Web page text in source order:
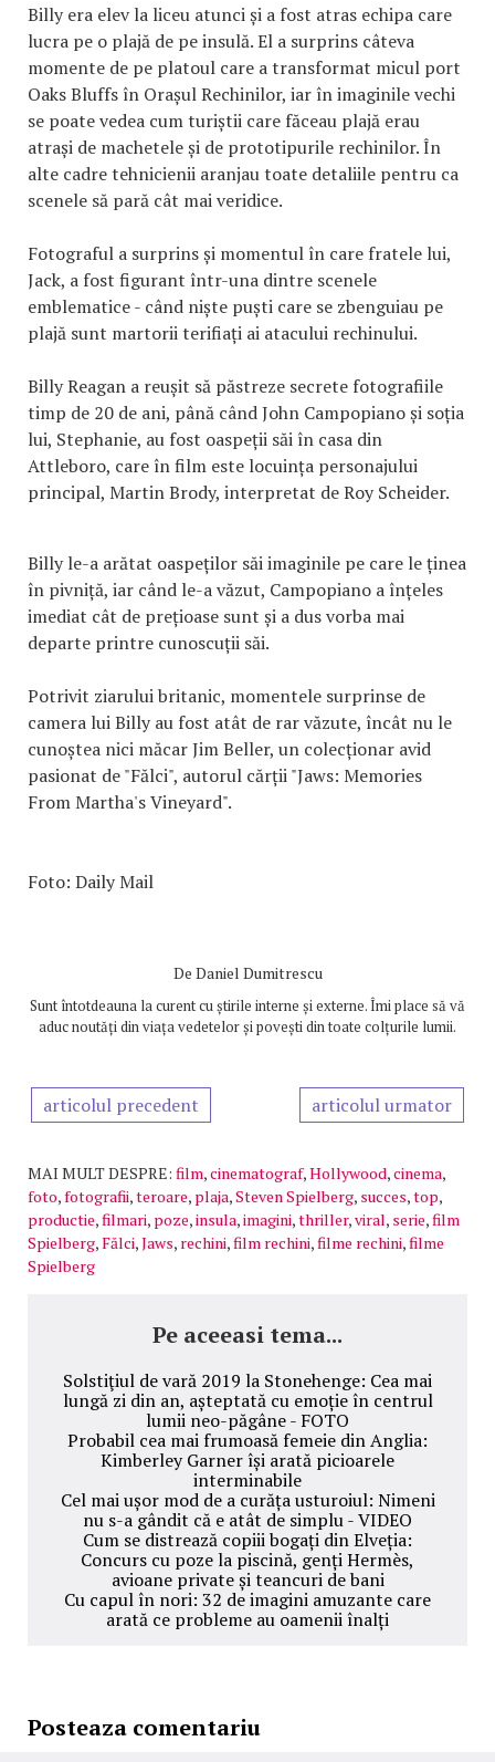
Billy era elev la liceu atunci și a fost atras echipa care
lucra pe o plajă de pe insulă. El a surprins câteva
momente de pe platoul care a transformat micul port
Oaks Bluffs în Orașul Rechinilor, iar în imaginile vechi
se poate vedea cum turiștii care făceau plajă erau
atrași de machetele și de prototipurile rechinilor. În
alte cadre tehnicienii aranjau toate detaliile pentru ca
scenele să pară cât mai veridice.
Fotograful a surprins și momentul în care fratele lui,
Jack, a fost figurant într-una dintre scenele
emblematice - când niște puști care se zbenguiau pe
plajă sunt martorii terifiați ai atacului rechinului.
Billy Reagan a reușit să păstreze secrete fotografiile
timp de 20 de ani, până când John Campopiano și soția
lui, Stephanie, au fost oaspeții săi în casa din
Attleboro, care în film este locuința personajului
principal, Martin Brody, interpretat de Roy Scheider.
Billy le-a arătat oaspeților săi imaginile pe care le ținea
în pivniță, iar când le-a văzut, Campopiano a înțeles
imediat cât de prețioase sunt și a dus vorba mai
departe printre cunoscuții săi.
Potrivit ziarului britanic, momentele surprinse de
camera lui Billy au fost atât de rar văzute, încât nu le
cunoștea nici măcar Jim Beller, un colecționar avid
pasionat de "Fălci", autorul cărții "Jaws: Memories
From Martha's Vineyard".
Foto: Daily Mail
De Daniel Dumitrescu
Sunt întotdeauna la curent cu știrile interne și externe. Îmi place să vă
aduc noutăți din viața vedetelor și povești din toate colțurile lumii.
articolul precedent articolul urmator
MAI MULT DESPRE: film,cinematograf,Hollywood,cinema,
foto,fotografii,teroare, plaja,Steven Spielberg, succes,top,
productie,filmari, poze,insula,imagini,thriller,viral, serie,film
Spielberg,Fălci,Jaws, rechini,film rechini,filme rechini,filme
Spielberg
Pe aceeasi tema...
Solstiţiul de vară 2019 la Stonehenge: Cea mai
lungă zi din an, așteptată cu emoție în centrul
lumii neo-păgâne - FOTO
Probabil cea mai frumoasă femeie din Anglia:
Kimberley Garner își arată picioarele
interminabile
Cel mai ușor mod de a curăța usturoiul: Nimeni
nu s-a gândit că e atât de simplu - VIDEO
Cum se distrează copiii bogați din Elveția:
Concurs cu poze la piscină, genți Hermès,
avioane private și teancuri de bani
Cu capul în nori: 32 de imagini amuzante care
arată ce probleme au oamenii înalți
Posteaza comentariu